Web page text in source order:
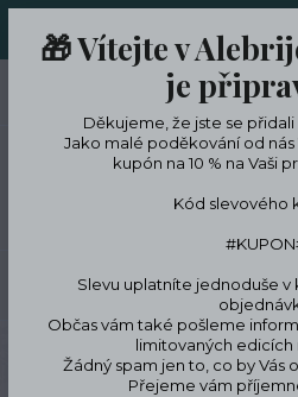
LIMITKÁCH
Designové oblečení a doplňky
punčochy
Samodržící punčochy
🎁 Vítejte v
je
Děkujeme, že jste se
Jako malé poděkování od
kupón na 10 % na Vaši
Kód slevového
Slevu uplatníte jednoduše
Občas vám také pošleme
limitovaných edicích
Žádný spam jen to, co by Vás
Přejeme vám